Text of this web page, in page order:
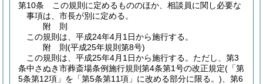
第10条
この規則に定めるもののほか、相談員に関し必要な
事項は、市長が別に定める。
附 則
この規則は、平成24年4月1日から施行する。
附 則(平成25年規則第8号)
この規則は、平成25年4月1日から施行する。 ただし、第3
条中さぬき市葬斎場条例施行規則第4条第1号の改正規定(「第
5条第12項」を「第5条第11項」に改める部分に限る。) 、第6